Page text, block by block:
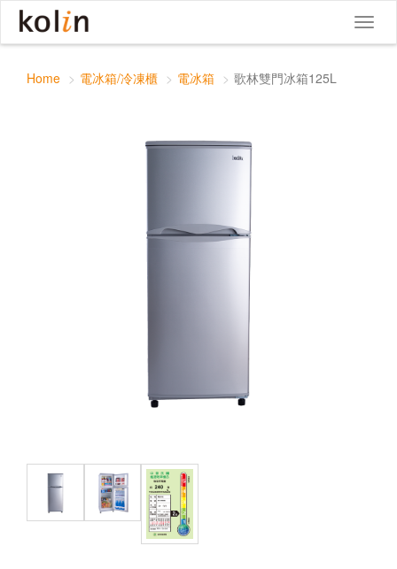
歌林雙門冰箱125L
Toggle
Home 電冰箱/冷凍櫃 電冰箱 歌林雙門冰箱125L